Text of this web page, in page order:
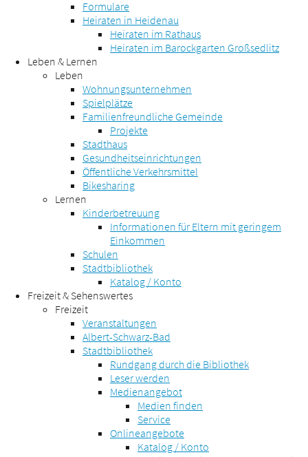
Formulare
Heiraten in Heidenau
Heiraten im Rathaus
Heiraten im Barockgarten Großsedlitz
Leben & Lernen
Leben
Wohnungsunternehmen
Spielplätze
Familienfreundliche Gemeinde
Projekte
Stadthaus
Gesundheitseinrichtungen
Öffentliche Verkehrsmittel
Bikesharing
Lernen
Kinderbetreuung
Informationen für Eltern mit geringem
Einkommen
Schulen
Stadtbibliothek
Katalog / Konto
Freizeit & Sehenswertes
Freizeit
Veranstaltungen
Albert-Schwarz-Bad
Stadtbibliothek
Rundgang durch die Bibliothek
Leser werden
Medienangebot
Medien finden
Service
Onlineangebote
Katalog / Konto